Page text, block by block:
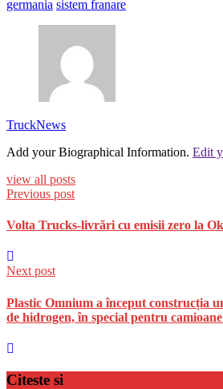
germania sistem franare
TruckNews
Add your Biographical Information. Edit
view all posts
Previous post
Volta Trucks-livrări cu emisii zero la
Next post
Plastic Omnium a început construcția
de hidrogen, în special pentru
Citeste si